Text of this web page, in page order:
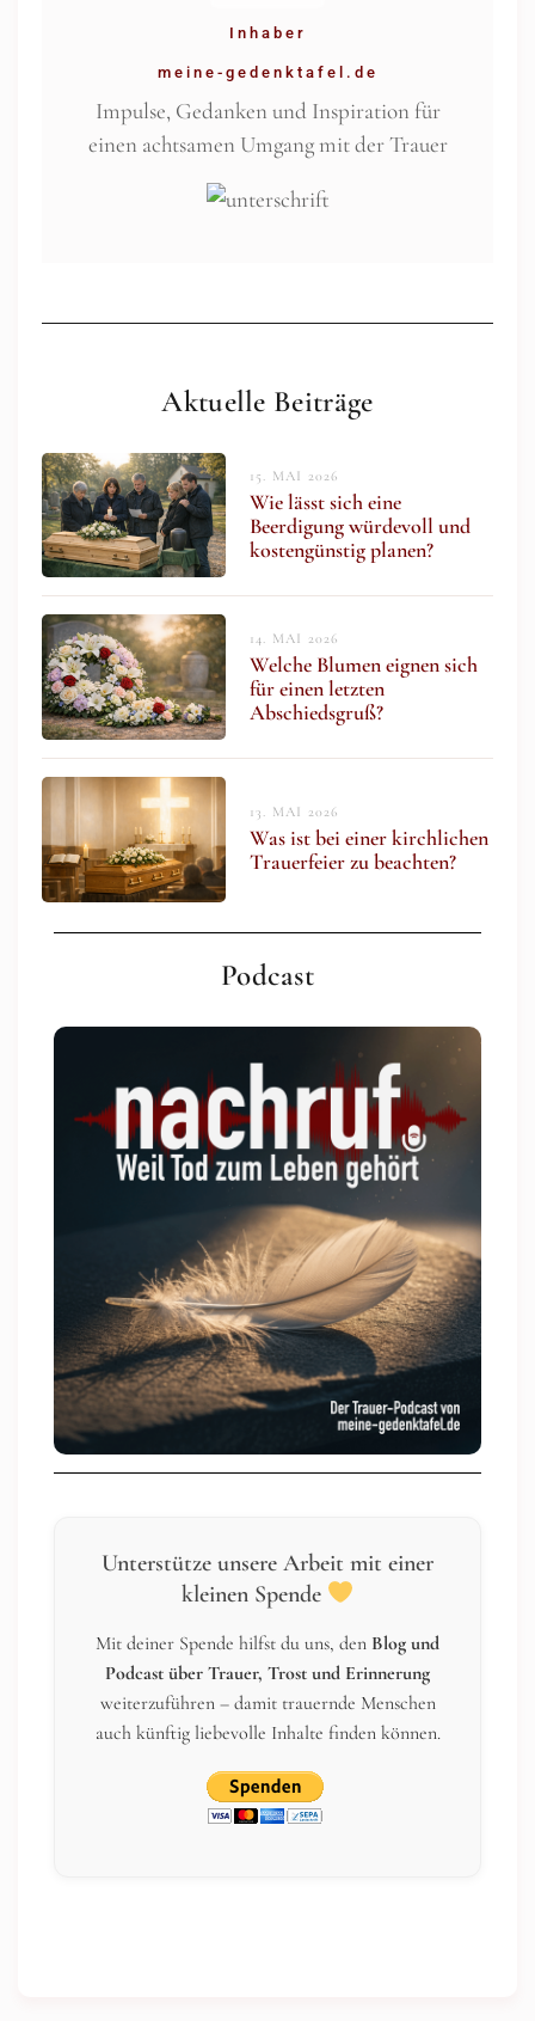
Inhaber
meine-gedenktafel.de
Impulse, Gedanken und Inspiration für
einen achtsamen Umgang mit der Trauer
Aktuelle Beiträge
15. MAI 2026
Wie lässt sich eine
Beerdigung würdevoll und
kostengünstig planen?
14. MAI 2026
Welche Blumen eignen sich
für einen letzten
Abschiedsgruß?
13. MAI 2026
Was ist bei einer kirchlichen
Trauerfeier zu beachten?
Podcast
Unterstütze unsere Arbeit mit einer
kleinen Spende
Mit deiner Spende hilfst du uns, den Blog und
Podcast über Trauer, Trost und Erinnerung
weiterzuführen – damit trauernde Menschen
auch künftig liebevolle Inhalte finden können.